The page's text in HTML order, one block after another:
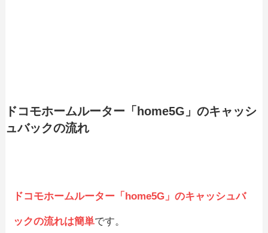
ドコモホームルーター「home5G」のキャッシ
ュバックの流れ
ドコモホームルーター「home5G」のキャッシュバ
ックの流れは簡単です。